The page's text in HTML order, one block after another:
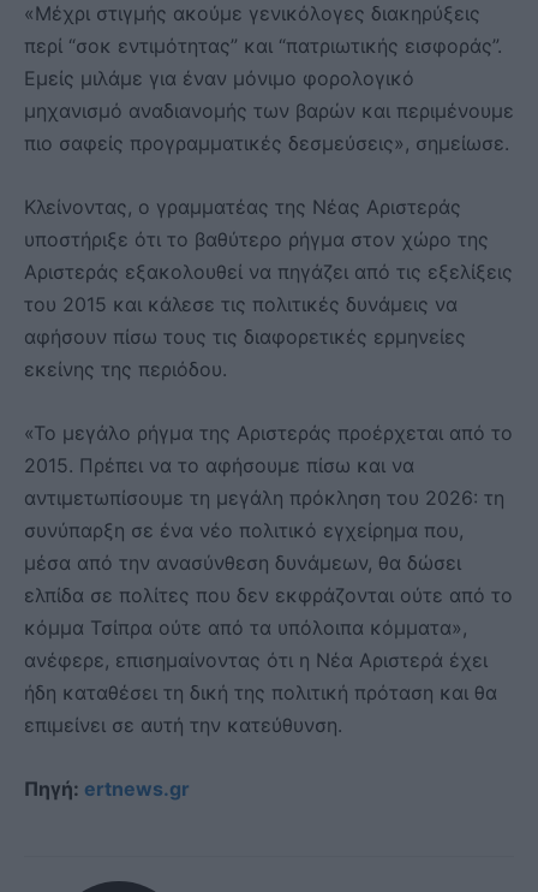
«Μέχρι στιγμής ακούμε γενικόλογες διακηρύξεις
περί “σοκ εντιμότητας” και “πατριωτικής εισφοράς”.
Εμείς μιλάμε για έναν μόνιμο φορολογικό
μηχανισμό αναδιανομής των βαρών και περιμένουμε
πιο σαφείς προγραμματικές δεσμεύσεις», σημείωσε.
Κλείνοντας, ο γραμματέας της Νέας Αριστεράς
υποστήριξε ότι το βαθύτερο ρήγμα στον χώρο της
Αριστεράς εξακολουθεί να πηγάζει από τις εξελίξεις
του 2015 και κάλεσε τις πολιτικές δυνάμεις να
αφήσουν πίσω τους τις διαφορετικές ερμηνείες
εκείνης της περιόδου.
«Το μεγάλο ρήγμα της Αριστεράς προέρχεται από το
2015. Πρέπει να το αφήσουμε πίσω και να
αντιμετωπίσουμε τη μεγάλη πρόκληση του 2026: τη
συνύπαρξη σε ένα νέο πολιτικό εγχείρημα που,
μέσα από την ανασύνθεση δυνάμεων, θα δώσει
ελπίδα σε πολίτες που δεν εκφράζονται ούτε από το
κόμμα Τσίπρα ούτε από τα υπόλοιπα κόμματα»,
ανέφερε, επισημαίνοντας ότι η Νέα Αριστερά έχει
ήδη καταθέσει τη δική της πολιτική πρόταση και θα
επιμείνει σε αυτή την κατεύθυνση.
Πηγή: ertnews.gr